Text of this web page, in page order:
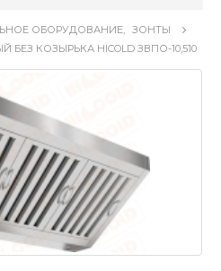
ОБОРУДОВАНИЕ, ЗОНТЫ
КОЗЫРЬКА HICOLD ЗВПО-10,510